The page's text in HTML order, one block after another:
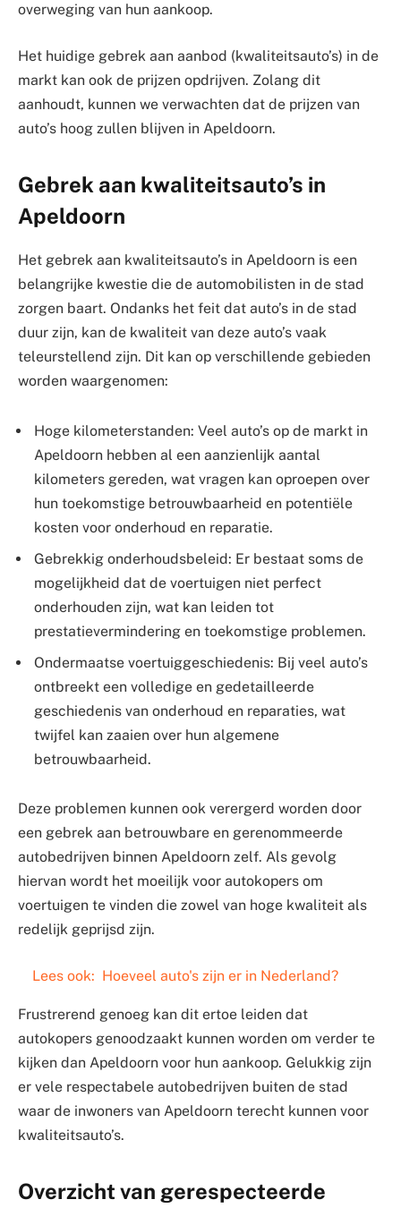
overweging van hun aankoop.
Het huidige gebrek aan aanbod (kwaliteitsauto’s) in de
markt kan ook de prijzen opdrijven. Zolang dit
aanhoudt, kunnen we verwachten dat de prijzen van
auto’s hoog zullen blijven in Apeldoorn.
Gebrek aan kwaliteitsauto’s in
Apeldoorn
Het gebrek aan kwaliteitsauto’s in Apeldoorn is een
belangrijke kwestie die de automobilisten in de stad
zorgen baart. Ondanks het feit dat auto’s in de stad
duur zijn, kan de kwaliteit van deze auto’s vaak
teleurstellend zijn. Dit kan op verschillende gebieden
worden waargenomen:
Hoge kilometerstanden: Veel auto’s op de markt in
Apeldoorn hebben al een aanzienlijk aantal
kilometers gereden, wat vragen kan oproepen over
hun toekomstige betrouwbaarheid en potentiële
kosten voor onderhoud en reparatie.
Gebrekkig onderhoudsbeleid: Er bestaat soms de
mogelijkheid dat de voertuigen niet perfect
onderhouden zijn, wat kan leiden tot
prestatievermindering en toekomstige problemen.
Ondermaatse voertuiggeschiedenis: Bij veel auto’s
ontbreekt een volledige en gedetailleerde
geschiedenis van onderhoud en reparaties, wat
twijfel kan zaaien over hun algemene
betrouwbaarheid.
Deze problemen kunnen ook verergerd worden door
een gebrek aan betrouwbare en gerenommeerde
autobedrijven binnen Apeldoorn zelf. Als gevolg
hiervan wordt het moeilijk voor autokopers om
voertuigen te vinden die zowel van hoge kwaliteit als
redelijk geprijsd zijn.
Lees ook: Hoeveel auto's zijn er in Nederland?
Frustrerend genoeg kan dit ertoe leiden dat
autokopers genoodzaakt kunnen worden om verder te
kijken dan Apeldoorn voor hun aankoop. Gelukkig zijn
er vele respectabele autobedrijven buiten de stad
waar de inwoners van Apeldoorn terecht kunnen voor
kwaliteitsauto’s.
Overzicht van gerespecteerde